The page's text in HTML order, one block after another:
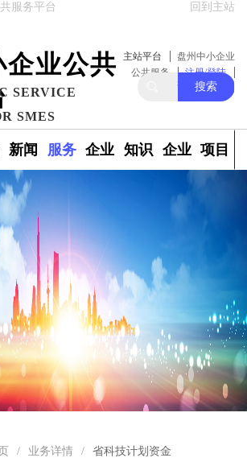
回到主站
服务平台
业公共
SERVICE
SMES
主站平台
盘州中小企业
公共服务
注册/登陆
关注我们
搜索
新闻
政策
服务 企业 知识 企业
库
项目
/ 业务详情 / 省科技计划资金